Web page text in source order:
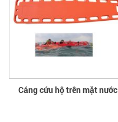
Cáng cứu hộ trên mặt nước